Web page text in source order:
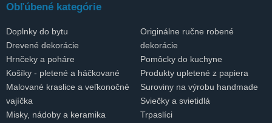
Obľúbené kategórie
Doplnky do bytu
Drevené dekorácie
Hrnčeky a poháre
Košíky - pletené a háčkované
Malované kraslice a veľkonočné
vajíčka
Misky, nádoby a keramika
Originálne ručne robené
dekorácie
Pomôcky do kuchyne
Produkty upletené z papiera
Suroviny na výrobu handmade
Sviečky a svietidlá
Trpaslíci